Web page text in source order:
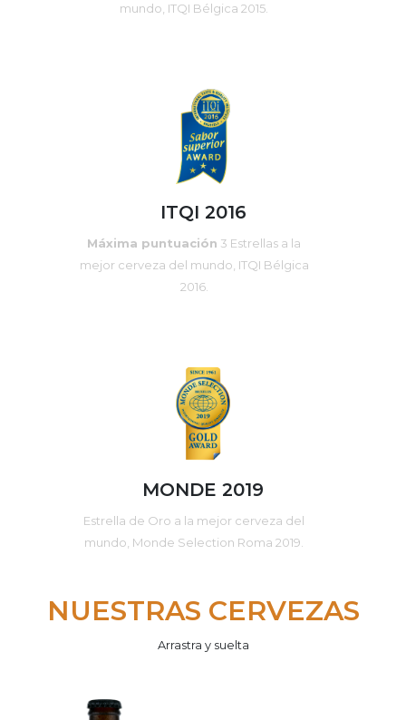
mundo, ITQI Bélgica 2015.
ITQI 2016
Máxima puntuación 3 Estrellas a la
mejor cerveza del mundo, ITQI Bélgica
2016.
MONDE 2019
Estrella de Oro a la mejor cerveza del
mundo, Monde Selection Roma 2019.
NUESTRAS CERVEZAS
Arrastra y suelta